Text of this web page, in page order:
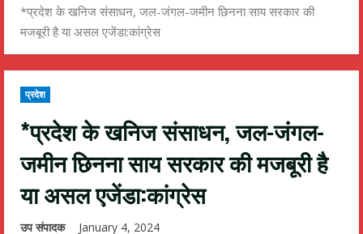
*प्रदेश के खनिज संसाधन, जल-जंगल-जमीन छिनना साय सरकार की
मजबूरी है या असल एजेंडा:कांग्रेस
प्रदेश
*प्रदेश के खनिज संसाधन, जल-जंगल-
जमीन छिनना साय सरकार की मजबूरी है
या असल एजेंडा:कांग्रेस
उप संपादक January 4, 2024